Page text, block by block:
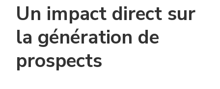
Un impact direct sur
la génération de
prospects